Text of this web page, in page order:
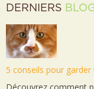
DERNIERS
5 conseils pour
Découvrez comment